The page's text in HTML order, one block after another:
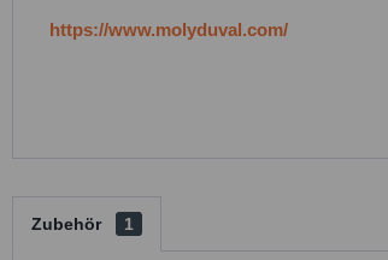
https://www.molyduval.com/
Zubehör 1